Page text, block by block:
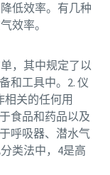
低效率。有几种
效率。
，其中规定了以
和工具中。2. 仪
关的任何用
食品和药品以及
呼吸器、潜水气
类法中，4是高